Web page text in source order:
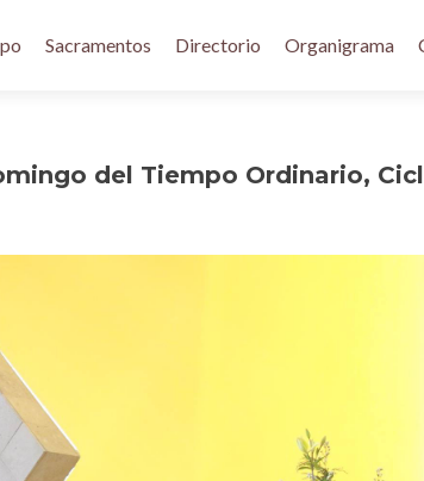
Sacramentos Directorio Organigrama
del Tiempo Ordinario,